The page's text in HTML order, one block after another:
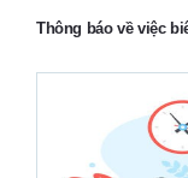
Thông báo về việc